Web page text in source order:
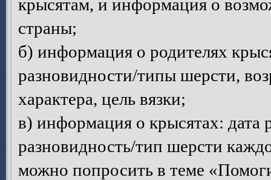
крысятам, и информация о
страны;
б) информация о родителях
разновидности/типы шерсти,
характера, цель вязки;
в) информация о крысятах: дата
разновидность/тип шерсти
можно попросить в теме